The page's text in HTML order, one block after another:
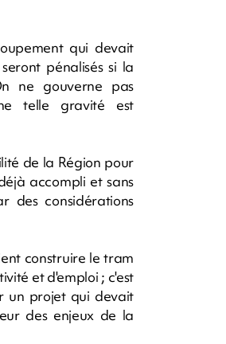
qui devait
pénalisés si la
ne gouverne pas
telle gravité est
de la Région pour
accompli et sans
des considérations
construire le tram
et d'emploi ; c'est
un projet qui devait
des enjeux de la